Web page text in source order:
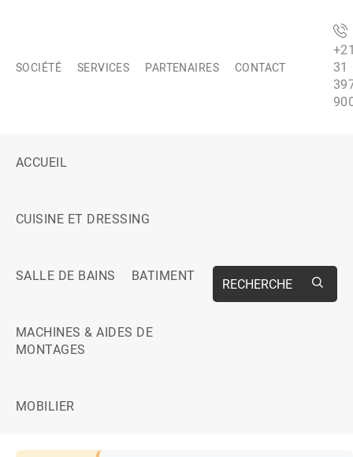
SOCIÉTÉ SERVICES PARTENAIRES CONTACT
31
ACCUEIL
CUISINE ET DRESSING
SALLE DE BAINS BATIMENT
MACHINES & AIDES DE
MONTAGES
MOBILIER
RECHERCHE